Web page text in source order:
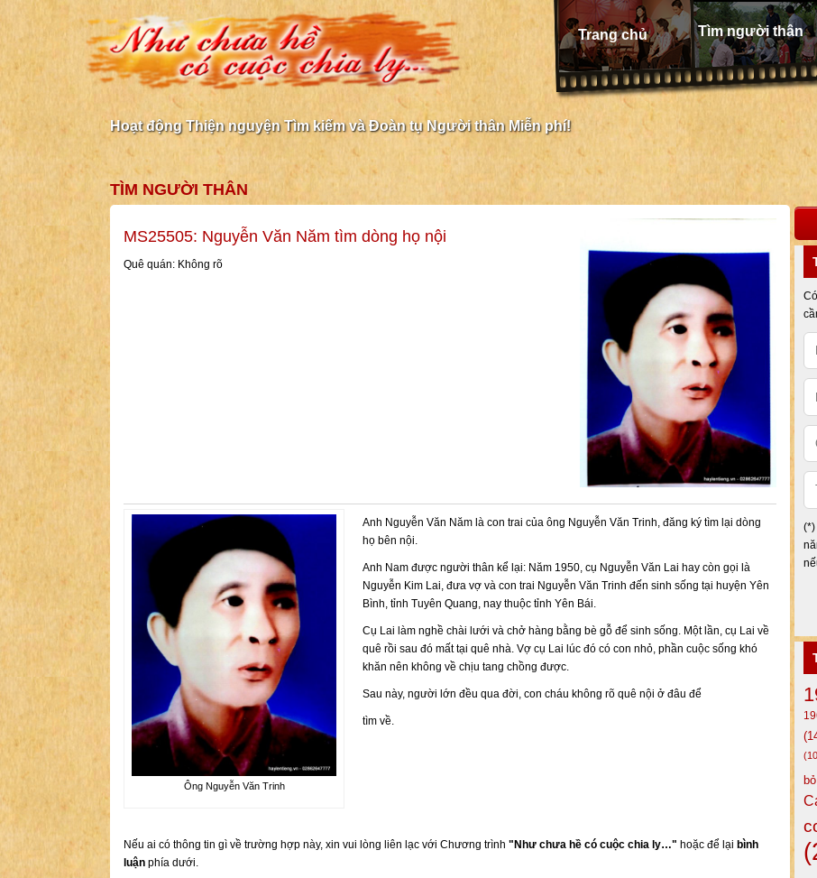
Trang chủ Tìm người thân
Hoạt động Thiện nguyện Tìm kiếm và Đoàn tụ Người thân Miễn phí!
TÌM NGƯỜI THÂN
MS25505: Nguyễn Văn Năm tìm dòng họ nội
Quê quán: Không rõ
Ông Nguyễn Văn Trinh
Anh Nguyễn Văn Năm là con trai của ông Nguyễn Văn Trinh, đăng ký tìm lại dòng
họ bên nội.
Anh Nam được người thân kể lại: Năm 1950, cụ Nguyễn Văn Lai hay còn gọi là
Nguyễn Kim Lai, đưa vợ và con trai Nguyễn Văn Trinh đến sinh sống tại huyện Yên
Bình, tỉnh Tuyên Quang, nay thuộc tỉnh Yên Bái.
Cụ Lai làm nghề chài lưới và chở hàng bằng bè gỗ để sinh sống. Một lần, cụ Lai về
quê rồi sau đó mất tại quê nhà. Vợ cụ Lai lúc đó có con nhỏ, phần cuộc sống khó
khăn nên không về chịu tang chồng được.
Sau này, người lớn đều qua đời, con cháu không rõ quê nội ở đâu để
tìm về.
Nếu ai có thông tin gì về trường hợp này, xin vui lòng liên lạc với Chương trình "Như chưa hề có cuộc chia ly…" hoặc để lại bình
luận phía dưới.